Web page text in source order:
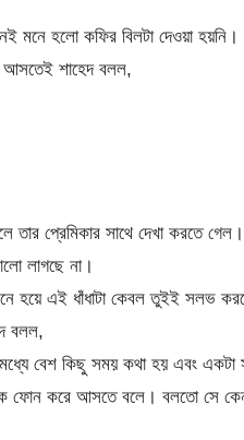
মনে হলো কফির বিলটা দেওয়া
আসতেই শাহেদ বলল,
প্রেমিকার সাথে দেখা করতে
লাগছে না।
হয়ে এই ধাঁধাটা কেবল তুইই সলভ
বলল,
বেশ কিছু সময় কথা হয় এবং একটা
ফোন করে আসতে বলে। বলতো সে